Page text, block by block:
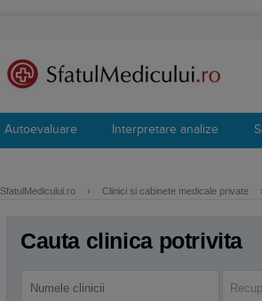
Autoevaluare Interpretare analize
SfatulMedicului.ro › Clinici si cabinete medicale private
Cauta clinica potrivita